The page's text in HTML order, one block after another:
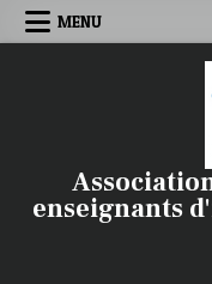
Skip
MENU
enseignants